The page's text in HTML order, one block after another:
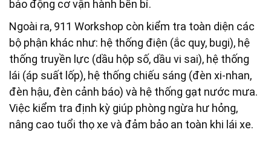
bảo động cơ vận hành bền bỉ.
Ngoài ra, 911 Workshop còn kiểm tra toàn diện các
bộ phận khác như: hệ thống điện (ắc quy, bugi), hệ
thống truyền lực (dầu hộp số, dầu vi sai), hệ thống
lái (áp suất lốp), hệ thống chiếu sáng (đèn xi-nhan,
đèn hậu, đèn cảnh báo) và hệ thống gạt nước mưa.
Việc kiểm tra định kỳ giúp phòng ngừa hư hỏng,
nâng cao tuổi thọ xe và đảm bảo an toàn khi lái xe.